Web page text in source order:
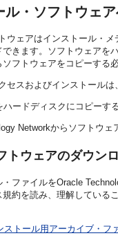
ル・ソフトウェ
ウェアはインストール・
きます。ソフトウェアを
フトウェアをコピーする
セスおよびインストール
ハードディスクにコピーす
Networkからソフトウ
トウェアのダウン
ファイルをOracle
約を読み、理解している
ストール用アーカイブ・フ